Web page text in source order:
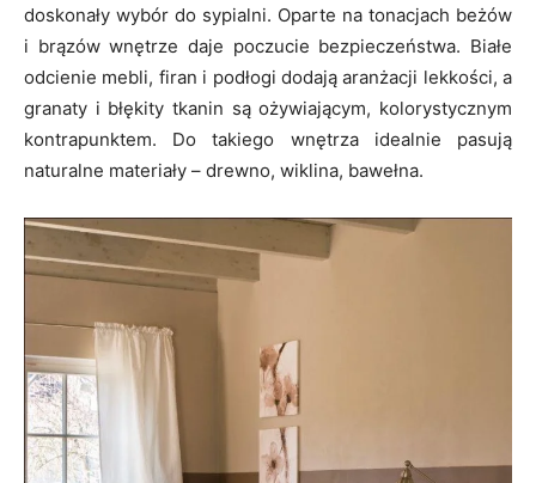
doskonały wybór do sypialni. Oparte na tonacjach beżów
i brązów wnętrze daje poczucie bezpieczeństwa. Białe
odcienie mebli, firan i podłogi dodają aranżacji lekkości, a
granaty i błękity tkanin są ożywiającym, kolorystycznym
kontrapunktem. Do takiego wnętrza idealnie pasują
naturalne materiały – drewno, wiklina, bawełna.